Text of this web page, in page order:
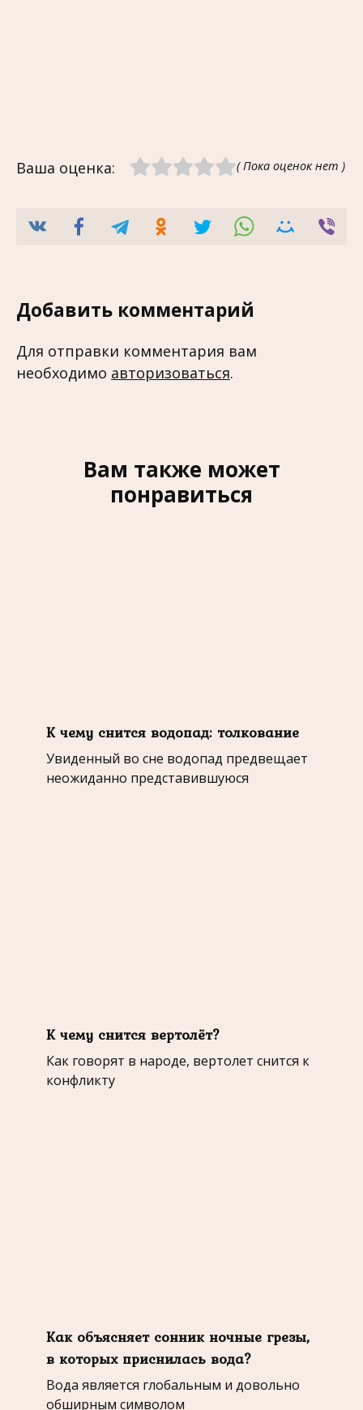
Ваша оценка: ( Пока оценок нет )
Добавить комментарий
Для отправки комментария вам
необходимо авторизоваться.
Вам также может
понравиться
К чему снится водопад: толкование
Увиденный во сне водопад предвещает
неожиданно представившуюся
К чему снится вертолёт?
Как говорят в народе, вертолет снится к
конфликту
Как объясняет сонник ночные грезы,
в которых приснилась вода?
Вода является глобальным и довольно
обширным символом